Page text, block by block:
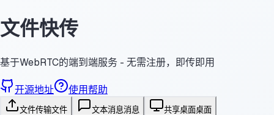
文件快传
基于WebRTC的端到端服务 - 无需注册，即传即用
开源地址 使用帮助
文件传输文件 文本消息消息 共享桌面桌面